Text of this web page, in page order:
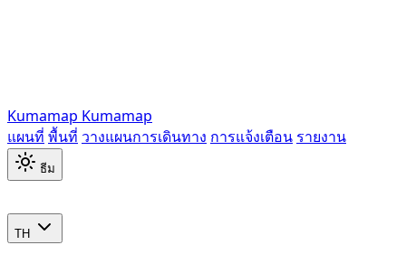
Kumamap Kumamap
แผนที่ พื้นที่ วางแผนการเดินทาง การแจ้งเตือน รายงาน
ธีม
TH